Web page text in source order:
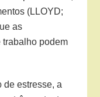
(LLOYD;
as
trabalho podem
de estresse, a